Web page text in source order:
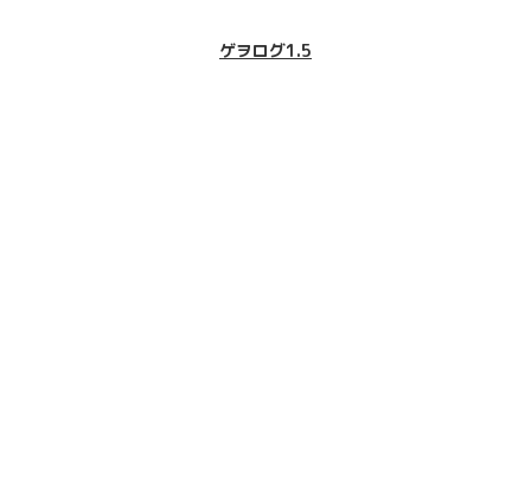
ゲヲログ1.5